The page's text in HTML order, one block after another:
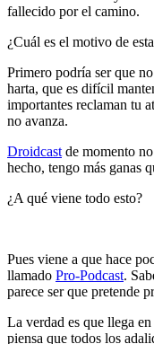
fallecido por el camino.
¿Cuál es el motivo de
Primero podría ser que
harta, que es difícil
importantes reclaman tu
no avanza.
Droidcast de momento
hecho, tengo más ganas
¿A qué viene todo esto?
Pues viene a que hace
llamado Pro-Podcast.
parece ser que pretende
La verdad es que llega
piensa que todos los